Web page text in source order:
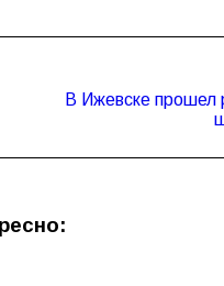
В Ижевске прошел